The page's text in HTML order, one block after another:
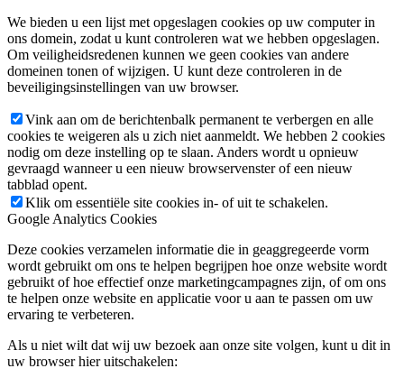
We bieden u een lijst met opgeslagen cookies op uw computer in
ons domein, zodat u kunt controleren wat we hebben opgeslagen.
Om veiligheidsredenen kunnen we geen cookies van andere
domeinen tonen of wijzigen. U kunt deze controleren in de
beveiligingsinstellingen van uw browser.
Vink aan om de berichtenbalk permanent te verbergen en alle
cookies te weigeren als u zich niet aanmeldt. We hebben 2 cookies
nodig om deze instelling op te slaan. Anders wordt u opnieuw
gevraagd wanneer u een nieuw browservenster of een nieuw
tabblad opent.
Klik om essentiële site cookies in- of uit te schakelen.
Google Analytics Cookies
Deze cookies verzamelen informatie die in geaggregeerde vorm
wordt gebruikt om ons te helpen begrijpen hoe onze website wordt
gebruikt of hoe effectief onze marketingcampagnes zijn, of om ons
te helpen onze website en applicatie voor u aan te passen om uw
ervaring te verbeteren.
Als u niet wilt dat wij uw bezoek aan onze site volgen, kunt u dit in
uw browser hier uitschakelen: